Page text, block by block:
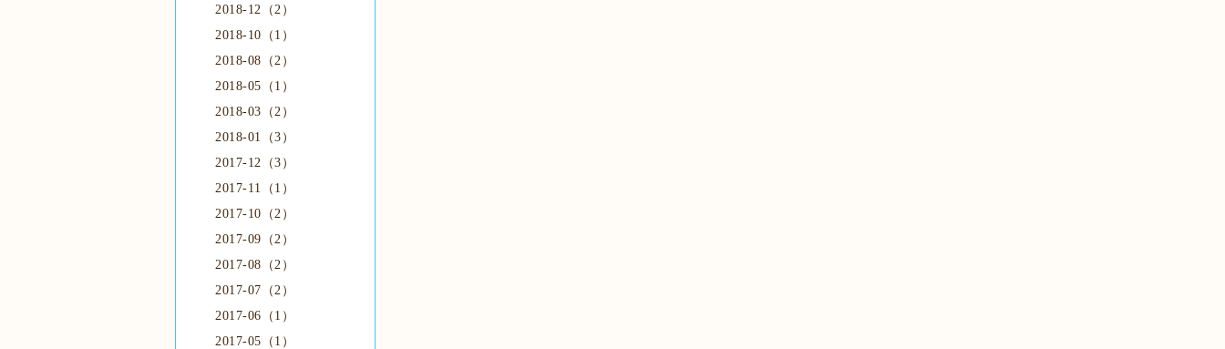
2018-12（2）
2018-10（1）
2018-08（2）
2018-05（1）
2018-03（2）
2018-01（3）
2017-12（3）
2017-11（1）
2017-10（2）
2017-09（2）
2017-08（2）
2017-07（2）
2017-06（1）
2017-05（1）